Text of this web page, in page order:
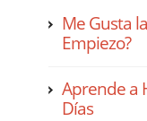
Me Gusta
Empiezo?
Aprende a
Días